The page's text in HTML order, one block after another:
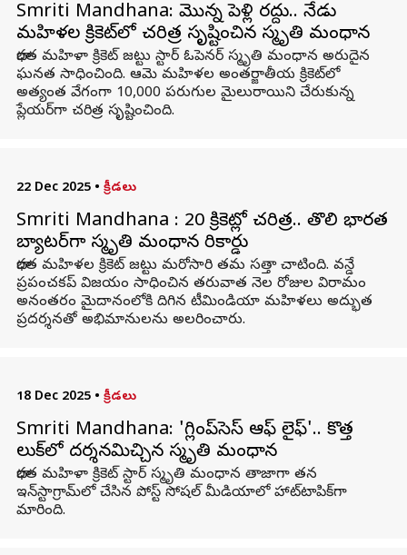
Smriti Mandhana: మొన్న పెళ్లి రద్దు.. నేడు
మహిళల క్రికెట్‌లో చరిత్ర సృష్టించిన స్మృతి మంధాన
భారత మహిళా క్రికెట్ జట్టు స్టార్ ఓపెనర్ స్మృతి మంధాన అరుదైన
ఘనత సాధించింది. ఆమె మహిళల అంతర్జాతీయ క్రికెట్‌లో
అత్యంత వేగంగా 10,000 ప‌రుగుల మైలురాయిని చేరుకున్న
ప్లేయర్‌గా చరిత్ర సృష్టించింది.
22 Dec 2025 • క్రీడలు
Smriti Mandhana : టీ20 క్రికెట్లో చరిత్ర.. తొలి భారత
బ్యాటర్‌గా స్మృతి మంధాన రికార్డు
భారత మహిళల క్రికెట్‌ జట్టు మరోసారి తమ సత్తా చాటింది. వన్డే
ప్రపంచకప్‌ విజయం సాధించిన తరువాత నెల రోజుల విరామం
అనంతరం మైదానంలోకి దిగిన టీమిండియా మహిళలు అద్భుత
ప్రదర్శనతో అభిమానులను అలరించారు.
18 Dec 2025 • క్రీడలు
Smriti Mandhana: 'గ్లింప్‌సెస్‌ ఆఫ్‌ లైఫ్‌'.. కొత్త
లుక్‌లో దర్శనమిచ్చిన స్మృతి మంధాన
భారత మహిళా క్రికెట్‌ స్టార్‌ స్మృతి మంధాన తాజాగా తన
ఇన్‌స్టాగ్రామ్‌లో చేసిన పోస్ట్‌ సోషల్‌ మీడియాలో హాట్‌టాపిక్‌గా
మారింది.